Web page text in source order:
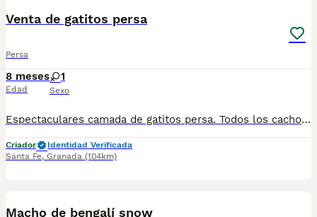
Venta de gatitos persa
Persa
8 meses
Edad
1
Sexo
Espectaculares camada de gatitos persa. Todos los cachorritos se entregan con unos dos meses y medio de edad y sus vacunas correspondientes, desparasitados interna y externamente, con certificado de salud, y garantía tanto por enfermedad vírica como congénito genética. Posibilidad de entregar en toda España mediante transporte propio preparado para animales y con chofer privado. Los precios pueden variar según las características y morfología de cada cachorro. Añádenos al whats app o llámanos, y encantados atenderemos todas tus dudas y consultas. Teléfono / Whats app: 641 92 23 90
Criador
Identidad Verificada
Santa Fe, Granada (104km)
Macho de bengalí snow